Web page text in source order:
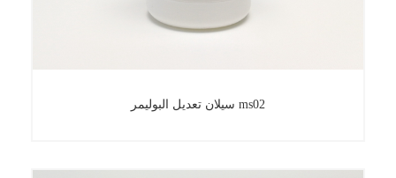
سيلان تعديل البوليمر ms02